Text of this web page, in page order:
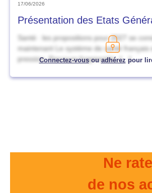
17/06/2026
Présentation des Etats
Santé : les propositions pour 2027 se
maintenant Le système de santé français
pression. Parcours fragmentés, […]
Connectez-vousouadhérez pour
Ne
de nos